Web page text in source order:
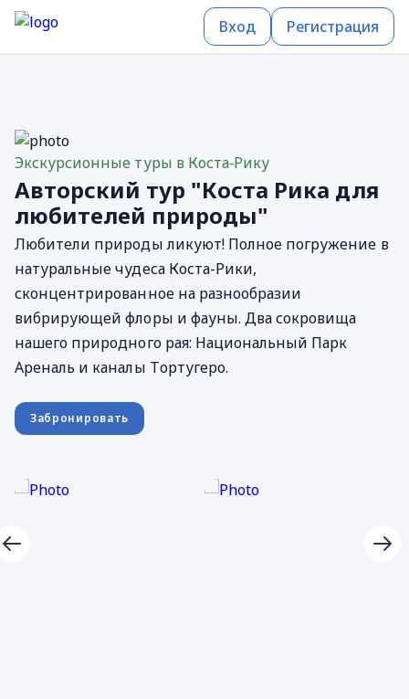
Вход Регистрация
Экскурсионные туры в Коста‐Рику
Авторский тур "Коста Рика для
любителей природы"
Любители природы ликуют! Полное погружение в
натуральные чудеса Коста-Рики,
сконцентрированное на разнообразии
вибрирующей флоры и фауны. Два сокровища
нашего природного рая: Национальный Парк
Ареналь и каналы Tортугеро.
Забронировать